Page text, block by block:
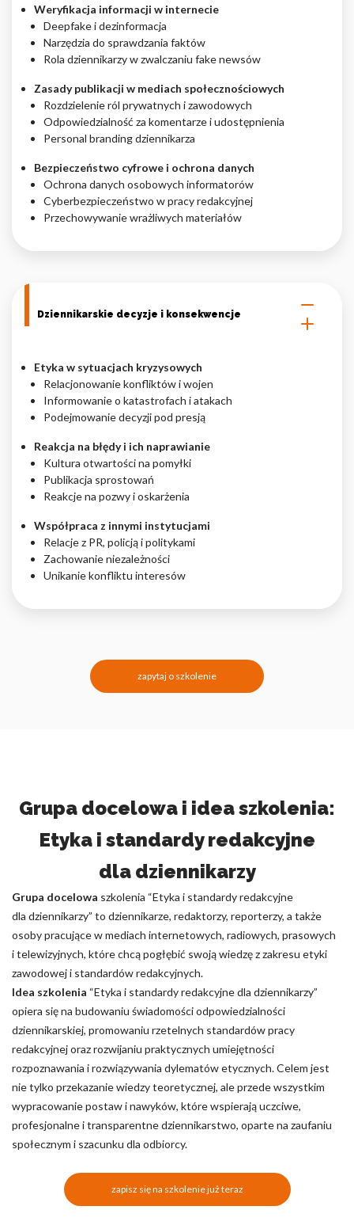
Weryfikacja informacji w internecie
Deepfake i dezinformacja
Narzędzia do sprawdzania faktów
Rola dziennikarzy w zwalczaniu fake newsów
Zasady publikacji w mediach społecznościowych
Rozdzielenie ról prywatnych i zawodowych
Odpowiedzialność za komentarze i udostępnienia
Personal branding dziennikarza
Bezpieczeństwo cyfrowe i ochrona danych
Ochrona danych osobowych informatorów
Cyberbezpieczeństwo w pracy redakcyjnej
Przechowywanie wrażliwych materiałów
Dziennikarskie decyzje i konsekwencje
Etyka w sytuacjach kryzysowych
Relacjonowanie konfliktów i wojen
Informowanie o katastrofach i atakach
Podejmowanie decyzji pod presją
Reakcja na błędy i ich naprawianie
Kultura otwartości na pomyłki
Publikacja sprostowań
Reakcje na pozwy i oskarżenia
Współpraca z innymi instytucjami
Relacje z PR, policją i politykami
Zachowanie niezależności
Unikanie konfliktu interesów
zapytaj o szkolenie
Grupa docelowa i idea szkolenia:
Etyka i standardy redakcyjne
dla dziennikarzy
Grupa docelowa szkolenia “Etyka i standardy redakcyjne
dla dziennikarzy” to dziennikarze, redaktorzy, reporterzy, a także
osoby pracujące w mediach internetowych, radiowych, prasowych
i telewizyjnych, które chcą pogłębić swoją wiedzę z zakresu etyki
zawodowej i standardów redakcyjnych.
Idea szkolenia “Etyka i standardy redakcyjne dla dziennikarzy”
opiera się na budowaniu świadomości odpowiedzialności
dziennikarskiej, promowaniu rzetelnych standardów pracy
redakcyjnej oraz rozwijaniu praktycznych umiejętności
rozpoznawania i rozwiązywania dylematów etycznych. Celem jest
nie tylko przekazanie wiedzy teoretycznej, ale przede wszystkim
wypracowanie postaw i nawyków, które wspierają uczciwe,
profesjonalne i transparentne dziennikarstwo, oparte na zaufaniu
społecznym i szacunku dla odbiorcy.
zapisz się na szkolenie już teraz